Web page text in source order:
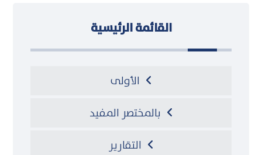
القائمة الرئيسية
الأولى
بالمختصر المفيد
التقارير